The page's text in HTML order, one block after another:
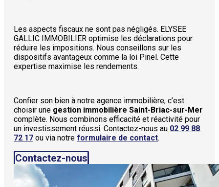
Les aspects fiscaux ne sont pas négligés. ELYSEE
GALLIC IMMOBILIER optimise les déclarations pour
réduire les impositions. Nous conseillons sur les
dispositifs avantageux comme la loi Pinel. Cette
expertise maximise les rendements.
Confier son bien à notre agence immobilière, c’est
choisir une gestion immobilière Saint-Briac-sur-Mer
complète. Nous combinons efficacité et réactivité pour
un investissement réussi. Contactez-nous au 02 99 88
72 17 ou via notre formulaire de contact.
Contactez-nous